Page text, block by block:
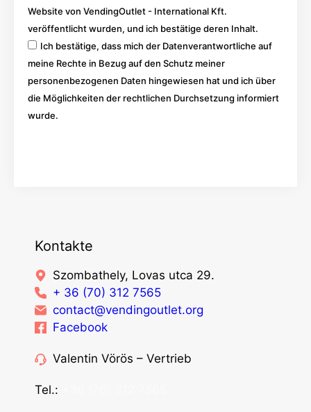
Website von VendingOutlet - International Kft.
veröffentlicht wurden, und ich bestätige deren Inhalt.
Ich bestätige, dass mich der Datenverantwortliche auf
meine Rechte in Bezug auf den Schutz meiner
personenbezogenen Daten hingewiesen hat und ich über
die Möglichkeiten der rechtlichen Durchsetzung informiert
wurde.
Kontakte
Szombathely, Lovas utca 29.
+ 36 (70) 312 7565
contact@vendingoutlet.org
Facebook
Valentin Vörös – Vertrieb
Tel.: